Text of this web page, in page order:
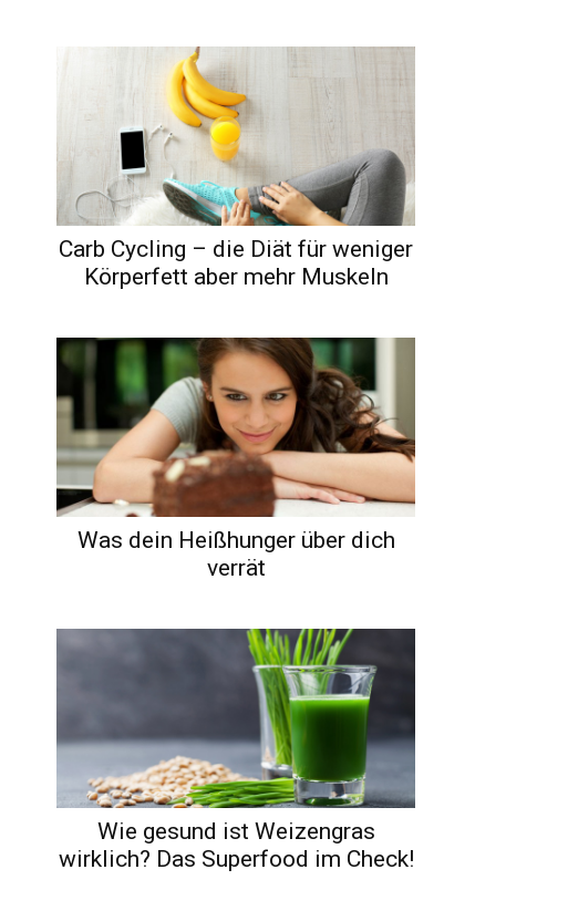
Carb Cycling – die Diät für weniger
Körperfett aber mehr Muskeln
Was dein Heißhunger über dich
verrät
Wie gesund ist Weizengras
wirklich? Das Superfood im Check!